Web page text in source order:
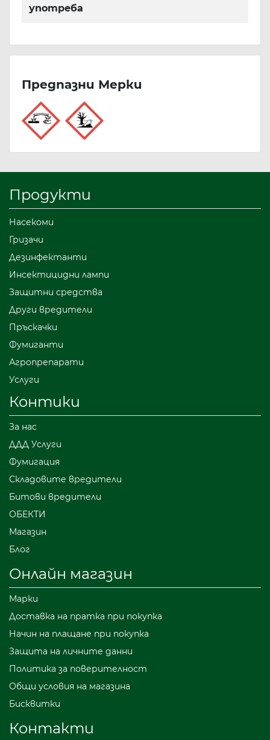
употреба
Предпазни Мерки
Продукти
Насекоми
Гризачи
Дезинфектанти
Инсектицидни лампи
Защитни средства
Други вредители
Пръскачки
Фумиганти
Агропрепарати
Услуги
Контики
За нас
ДДД Услуги
Фумигация
Складовите вредители
Битови вредители
ОБЕКТИ
Магазин
Блог
Онлайн магазин
Марки
Доставка на пратка при покупка
Начин на плащане при покупка
Защита на личните данни
Политика за поверителност
Общи условия на магазина
Бисквитки
Контакти